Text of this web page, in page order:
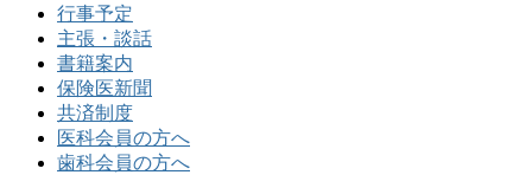
行事予定
主張・談話
書籍案内
保険医新聞
共済制度
医科会員の方へ
歯科会員の方へ